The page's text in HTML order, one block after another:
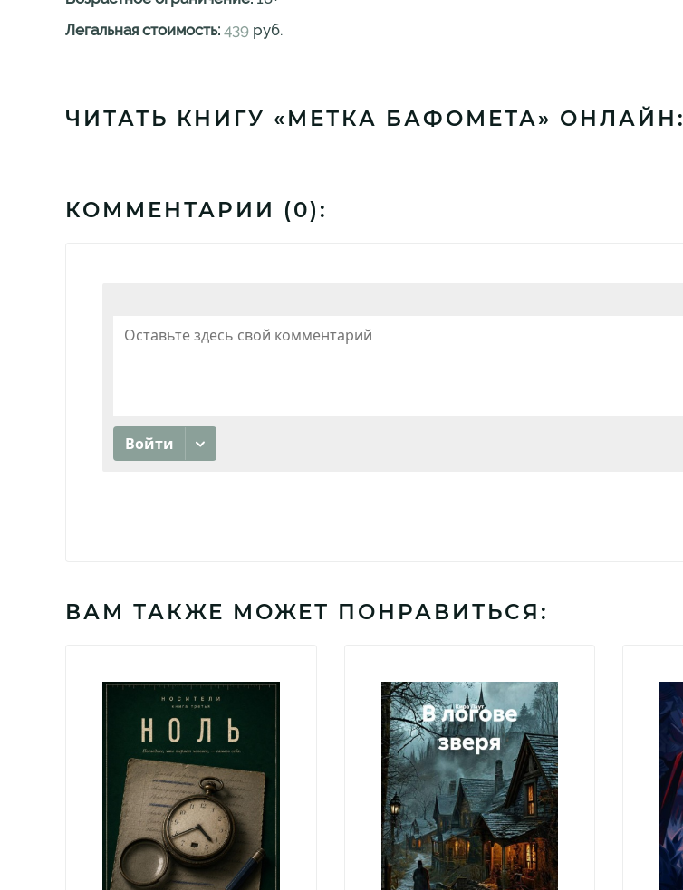
Легальная стоимость: 439 руб.
ЧИТАТЬ КНИГУ «МЕТКА БАФОМЕТА» ОНЛАЙН:
КОММЕНТАРИИ (0):
ВАМ ТАКЖЕ МОЖЕТ ПОНРАВИТЬСЯ: